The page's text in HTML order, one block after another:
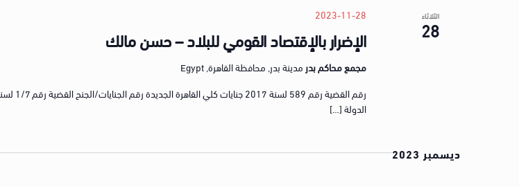
c
الثلاثاء
28 الإضرار بالإقتصاد القومي للبلاد – حسن مالك
2023-11-28
مجمع محاكم بدر مدينة بدر, محافظة القاهرة, Egypt
الدولة […]
ديسمبر 2023